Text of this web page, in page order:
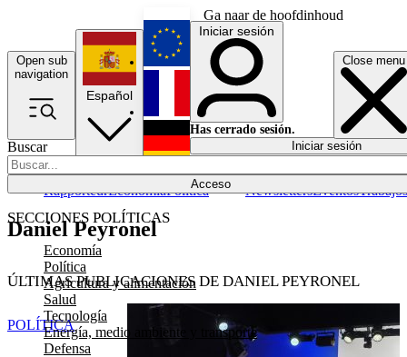
Ga naar de hoofdinhoud
Open sub
navigation
Close menu
Buscar
Acceso
SECCIONES POLÍTICAS
Economía
Política
Agricultura y alimentación
Salud
Tecnología
Energía, medio ambiente y transporte
Defensa
RapporteurEconomíaPolítica NewslettersEventosTrabajos
Español
English
Français
Iniciar sesión
Has cerrado sesión.
Iniciar sesión
Daniel Peyronel
ÚLTIMAS PUBLICACIONES DE DANIEL PEYRONEL
POLÍTICA